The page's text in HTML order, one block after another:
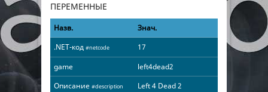
ПЕРЕМЕННЫЕ
Назв.
Знач.
.NET-код #netcode
17
game
left4dead2
Описание #description
Left 4 Dead 2